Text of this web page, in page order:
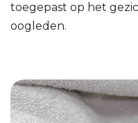
toegepast op het
oogleden.